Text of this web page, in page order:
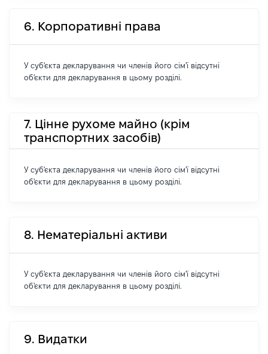
6. Корпоративні права
У суб'єкта декларування чи членів його сім'ї відсутні
об'єкти для декларування в цьому розділі.
7. Цінне рухоме майно (крім
транспортних засобів)
У суб'єкта декларування чи членів його сім'ї відсутні
об'єкти для декларування в цьому розділі.
8. Нематеріальні активи
У суб'єкта декларування чи членів його сім'ї відсутні
об'єкти для декларування в цьому розділі.
9. Видатки